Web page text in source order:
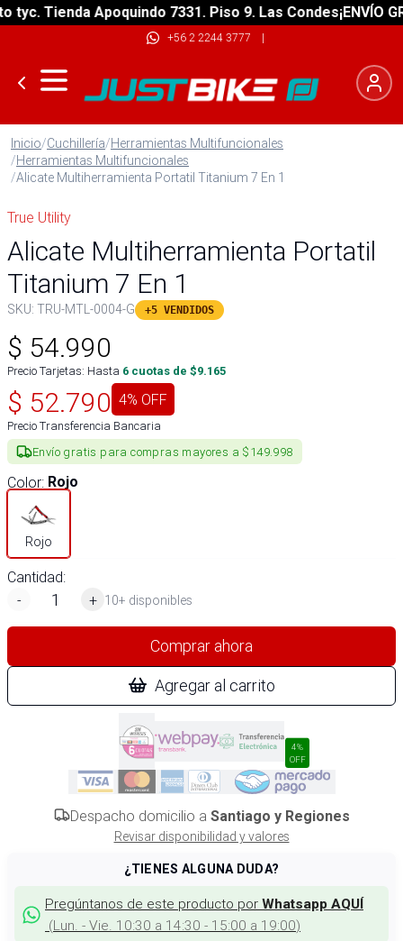
Tienda Apoquindo 7331. Piso 9. Las Condes¡ENVÍO
+56 2 2244 3777 |
Inicio/Cuchillería/Herramientas Multifuncionales
/Herramientas Multifuncionales
/Alicate Multiherramienta Portatil Titanium 7 En 1
True Utility
Alicate Multiherramienta Portatil
Titanium 7 En 1
SKU: TRU-MTL-0004-G +5 VENDIDOS
$ 54.990
Precio Tarjetas: Hasta 6 cuotas de $9.165
$ 52.790 4% OFF
Precio Transferencia Bancaria
Envío gratis para compras mayores a $149.998
Color: Rojo
Rojo
Cantidad:
-
+ 10+ disponibles
Comprar ahora
Agregar al carrito
4%
OFF
Despacho domicilio a Santiago y Regiones
Revisar disponibilidad y valores
¿TIENES ALGUNA DUDA?
Pregúntanos de este producto por Whatsapp AQUÍ
(Lun. - Vie. 10:30 a 14:30 - 15:00 a 19:00)